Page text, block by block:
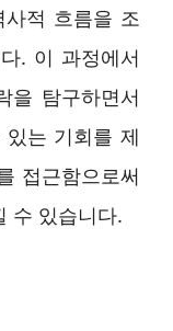
적 흐름을 조
. 이 과정에서
을 탐구하면서
는 기회를 제
접근함으로써
수 있습니다.